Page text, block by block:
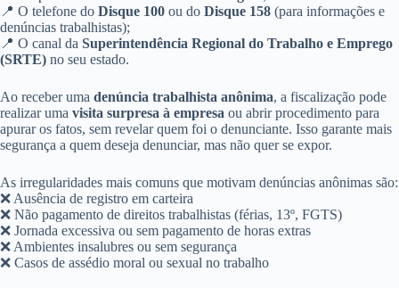
📍 O telefone do Disque 100 ou do Disque 158 (para informações e
denúncias trabalhistas);
📍 O canal da Superintendência Regional do Trabalho e Emprego
(SRTE) no seu estado.
Ao receber uma denúncia trabalhista anônima, a fiscalização pode
realizar uma visita surpresa à empresa ou abrir procedimento para
apurar os fatos, sem revelar quem foi o denunciante. Isso garante mais
segurança a quem deseja denunciar, mas não quer se expor.
As irregularidades mais comuns que motivam denúncias anônimas são:
❌ Ausência de registro em carteira
❌ Não pagamento de direitos trabalhistas (férias, 13º, FGTS)
❌ Jornada excessiva ou sem pagamento de horas extras
❌ Ambientes insalubres ou sem segurança
❌ Casos de assédio moral ou sexual no trabalho